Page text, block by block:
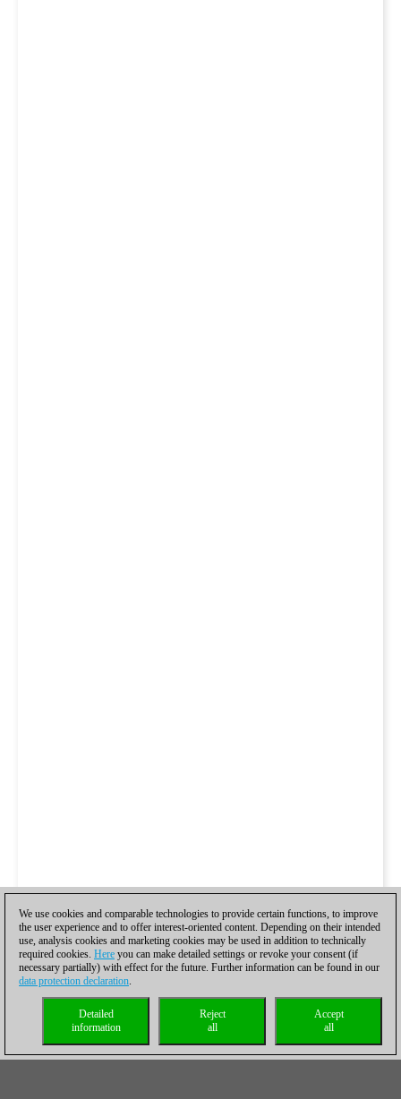
We use cookies and comparable technologies to provide certain functions, to improve
the user experience and to offer interest-oriented content. Depending on their intended
use, analysis cookies and marketing cookies may be used in addition to technically
required cookies. Here you can make detailed settings or revoke your consent (if
necessary partially) with effect for the future. Further information can be found in our
data protection declaration.
Accept
all
Reject
all
Detailed
information